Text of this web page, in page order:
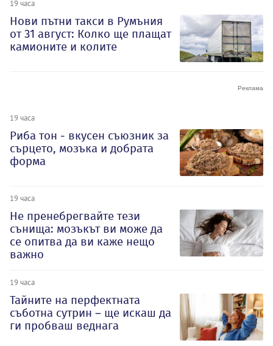
19 часа
Нови пътни такси в Румъния
от 31 август: Колко ще плащат
камионите и колите
19 часа
Риба тон - вкусен съюзник за
сърцето, мозъка и добрата
форма
19 часа
Не пренебрегвайте тези
сънища: мозъкът ви може да
се опитва да ви каже нещо
важно
19 часа
Тайните на перфектната
съботна сутрин – ще искаш да
ги пробваш веднага